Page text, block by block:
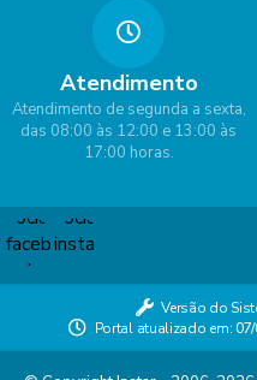
Atendimento
Atendimento de segunda a sexta,
das 08:00 às 12:00 e 13:00 às
17:00 horas.
Versão do
Portal atualizado em: